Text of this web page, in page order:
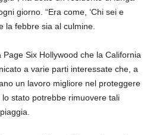
giorno. “Era come, ‘Chi sei e
la febbre sia al culmine.
Six Hollywood che la California
a varie parti interessate che, a
un lavoro migliore nel proteggere
stato potrebbe rimuovere tali